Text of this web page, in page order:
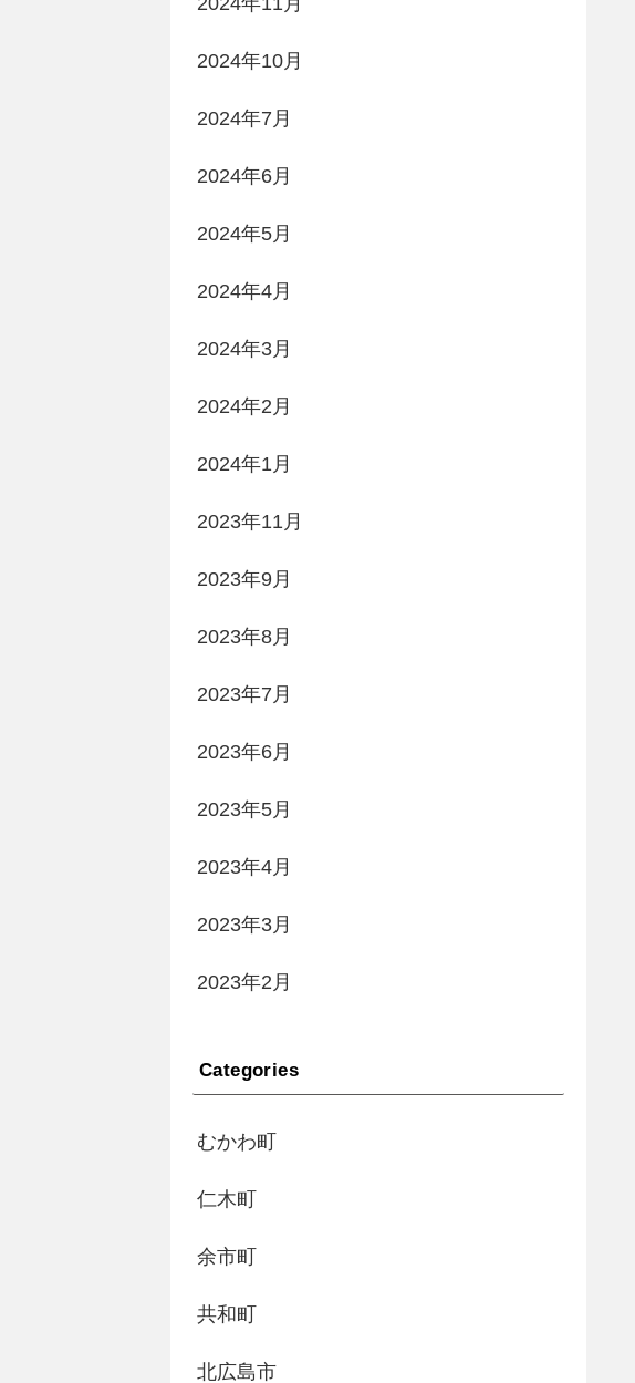
2024年10月
2024年7月
2024年6月
2024年5月
2024年4月
2024年3月
2024年2月
2024年1月
2023年11月
2023年9月
2023年8月
2023年7月
2023年6月
2023年5月
2023年4月
2023年3月
2023年2月
Categories
むかわ町
仁木町
余市町
共和町
北広島市